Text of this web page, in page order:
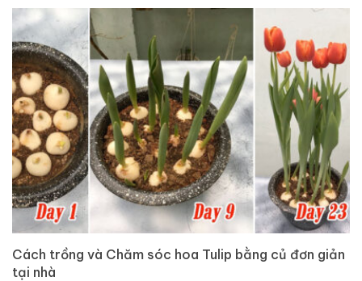
Cách trồng và Chăm sóc hoa Tulip bằng củ đơn giản
tại nhà